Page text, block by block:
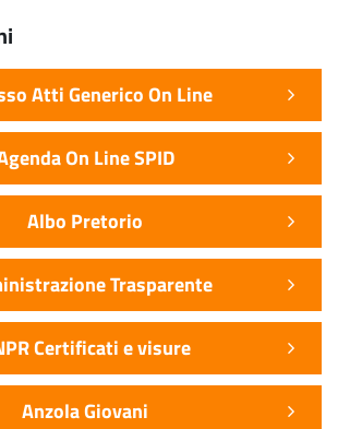
Atti Generico On Line
On Line SPID
Albo Pretorio
Trasparente
Certificati e visure
Anzola Giovani